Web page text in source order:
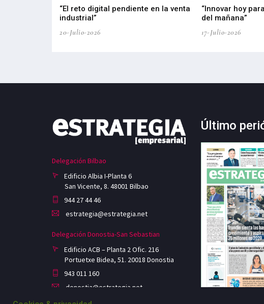
“El reto digital pendiente en la venta
industrial”
20-Julio-2026
“Innovar hoy
del mañana”
17-Julio-2026
Delegación Bilbao
Edificio Albia I-Planta 6
San Vicente, 8. 48001 Bilbao
944 27 44 46
estrategia@estrategia.net
Delegación Donostia-San Sebastian
Edificio ACB – Planta 2 Ofic. 216
Portuetxe Bidea, 51. 20018 Donostia
943 011 160
donostia@estrategia.net
Último